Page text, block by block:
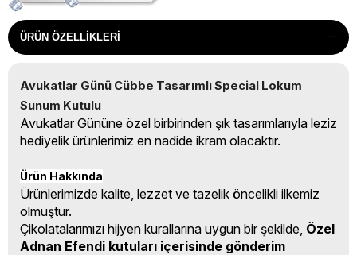
ÜRÜN ÖZELLIKLERI
Avukatlar Günü Cübbe Tasarımlı Special Lokum
Sunum Kutulu
Avukatlar Gününe özel birbirinden şık tasarımlarıyla leziz
hediyelik ürünlerimiz en nadide ikram olacaktır.
Ürün Hakkında
Ürünlerimizde kalite, lezzet ve tazelik öncelikli ilkemiz
olmuştur.
Çikolatalarımızı hijyen kurallarına uygun bir şekilde, Özel
Adnan Efendi kutuları içerisinde gönderim